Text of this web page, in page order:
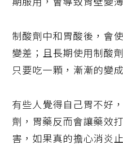
期服用，會導致胃壁變薄
制酸劑中和胃酸後，會
變差；且長期使用制酸
只要吃一顆，漸漸的變
有些人覺得自己胃不好
劑，胃藥反而會讓藥效
害，如果真的擔心消炎